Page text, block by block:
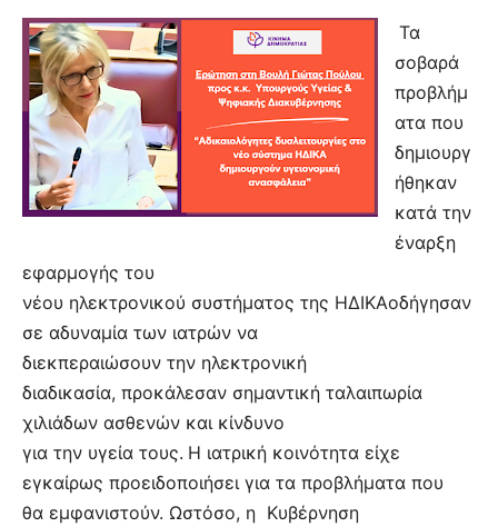
Τα
σοβαρά
προβλήμ
ατα που
δημιουργ
ήθηκαν
κατά την
έναρξη
εφαρμογής του
νέου ηλεκτρονικού συστήματος της ΗΔΙΚΑοδήγησαν
σε αδυναμία των ιατρών να
διεκπεραιώσουν την ηλεκτρονική
διαδικασία, προκάλεσαν σημαντική ταλαιπωρία
χιλιάδων ασθενών και κίνδυνο
για την υγεία τους. Η ιατρική κοινότητα είχε
εγκαίρως προειδοποιήσει για τα προβλήματα που
θα εμφανιστούν. Ωστόσο, η Κυβέρνηση